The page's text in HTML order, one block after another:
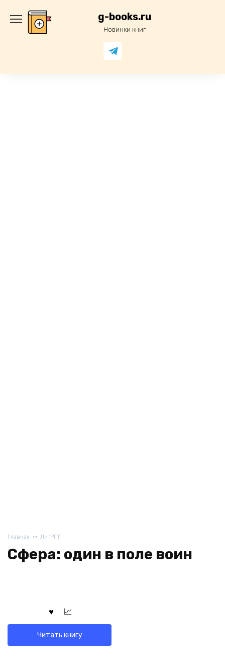
содержанию
g-books.ru
Новинки книг
Главная ЛитРПГ
Сфера: один в поле воин
Читать книгу